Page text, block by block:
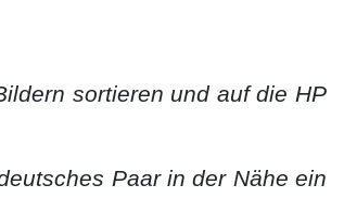
sortieren und auf die HP
Paar in der Nähe ein